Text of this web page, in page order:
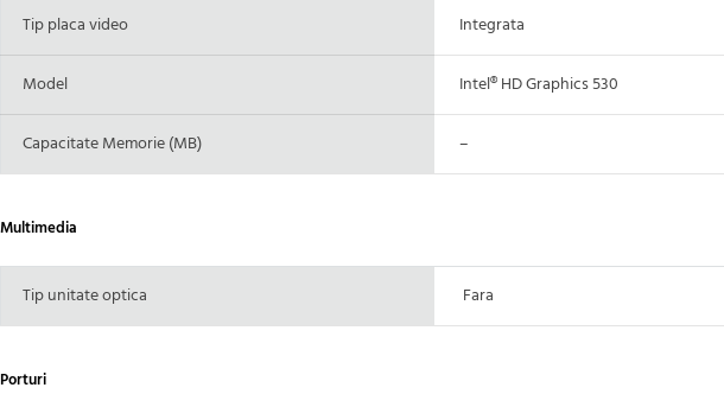
Tip placa video Integrata
Model Intel® HD Graphics 530
Capacitate Memorie (MB) –
Multimedia
Tip unitate optica Fara
Porturi